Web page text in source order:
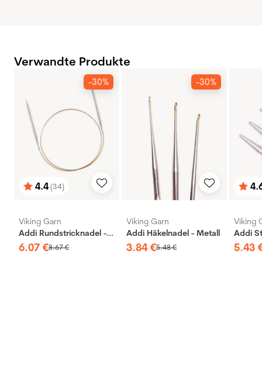
Verwandte Produkte
-30%
Bewertung:
4.4(34)
von 5 Sternen
Viking Garn
Addi Rundstricknadel - Messing
6.07 €8.67€
-30%
Viking Garn
Addi Häkelnadel - Metall
3.84 €5.48€
von
Viking
5.43